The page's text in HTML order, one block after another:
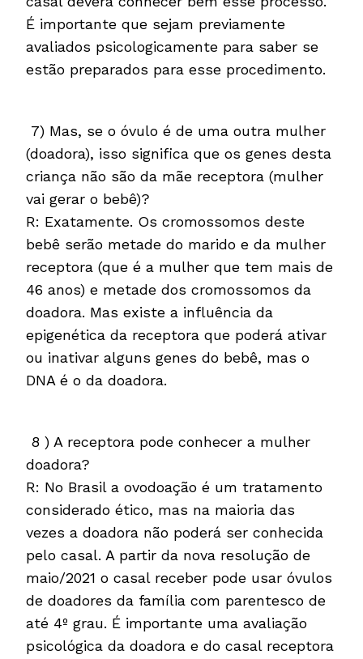
É importante que sejam previamente
avaliados psicologicamente para saber se
estão preparados para esse procedimento.
7) Mas, se o óvulo é de uma outra mulher
(doadora), isso significa que os genes desta
criança não são da mãe receptora (mulher
vai gerar o bebê)?
R: Exatamente. Os cromossomos deste
bebê serão metade do marido e da mulher
receptora (que é a mulher que tem mais de
46 anos) e metade dos cromossomos da
doadora. Mas existe a influência da
epigenética da receptora que poderá ativar
ou inativar alguns genes do bebê, mas o
DNA é o da doadora.
8 ) A receptora pode conhecer a mulher
doadora?
R: No Brasil a ovodoação é um tratamento
considerado ético, mas na maioria das
vezes a doadora não poderá ser conhecida
pelo casal. A partir da nova resolução de
maio/2021 o casal receber pode usar óvulos
de doadores da família com parentesco de
até 4º grau. É importante uma avaliação
psicológica da doadora e do casal receptora